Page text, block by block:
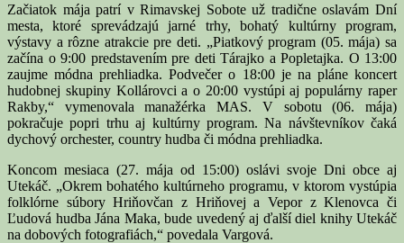
Začiatok mája patrí v Rimavskej Sobote už tradične oslavám Dní
mesta, ktoré sprevádzajú jarné trhy, bohatý kultúrny program,
výstavy a rôzne atrakcie pre deti. „Piatkový program (05. mája) sa
začína o 9:00 predstavením pre deti Tárajko a Popletajka. O 13:00
zaujme módna prehliadka. Podvečer o 18:00 je na pláne koncert
hudobnej skupiny Kollárovci a o 20:00 vystúpi aj populárny raper
Rakby,“ vymenovala manažérka MAS. V sobotu (06. mája)
pokračuje popri trhu aj kultúrny program. Na návštevníkov čaká
dychový orchester, country hudba či módna prehliadka.
Koncom mesiaca (27. mája od 15:00) oslávi svoje Dni obce aj
Utekáč. „Okrem bohatého kultúrneho programu, v ktorom vystúpia
folklórne súbory Hriňovčan z Hriňovej a Vepor z Klenovca či
Ľudová hudba Jána Maka, bude uvedený aj ďalší diel knihy Utekáč
na dobových fotografiách,“ povedala Vargová.